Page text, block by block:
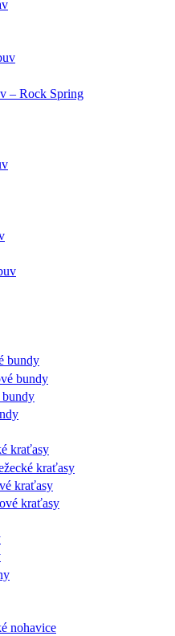
– Rock Spring
bundy
bundy
bundy
kraťasy
kraťasy
kraťasy
kraťasy
nohavice